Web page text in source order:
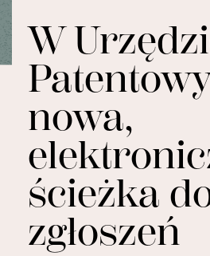
W
nowa,
ścieżka
zgłoszeń